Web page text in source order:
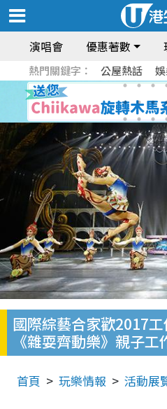
演唱會 優惠著數
熱門關鍵字： 公屋熱話
國際綜藝合家歡2017
《雜耍齊動樂》親子
首頁 玩樂情報 活動展